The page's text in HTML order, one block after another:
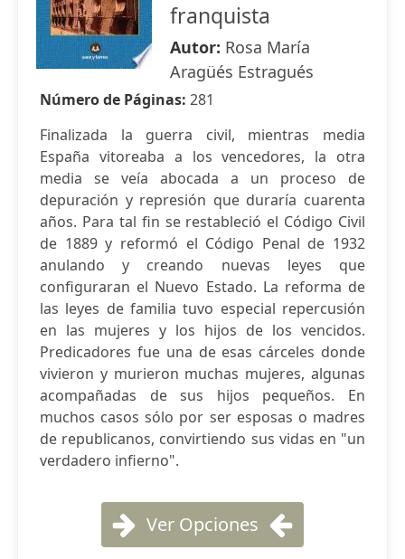
franquista
Autor: Rosa María
Aragüés Estragués
Número de Páginas: 281
Finalizada la guerra civil, mientras media
España vitoreaba a los vencedores, la otra
media se veía abocada a un proceso de
depuración y represión que duraría cuarenta
años. Para tal fin se restableció el Código Civil
de 1889 y reformó el Código Penal de 1932
anulando y creando nuevas leyes que
configuraran el Nuevo Estado. La reforma de
las leyes de familia tuvo especial repercusión
en las mujeres y los hijos de los vencidos.
Predicadores fue una de esas cárceles donde
vivieron y murieron muchas mujeres, algunas
acompañadas de sus hijos pequeños. En
muchos casos sólo por ser esposas o madres
de republicanos, convirtiendo sus vidas en "un
verdadero infierno".
Ver Opciones